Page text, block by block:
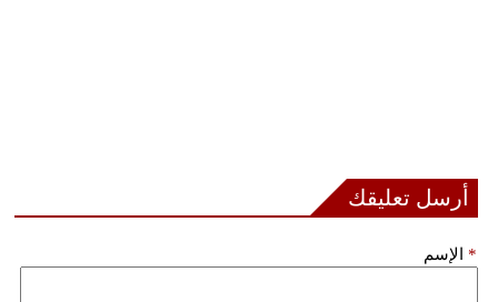
أرسل تعليقك
الإسم *